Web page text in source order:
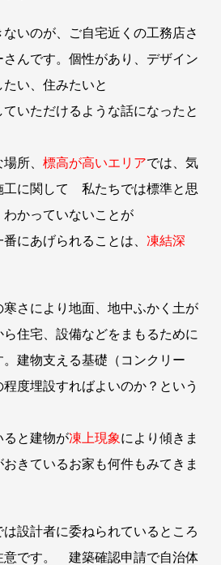
いのが、ご自宅近くの工務店さ
んです。個性があり、デザイン
い、住みたいと
いただけるような話になったと
所、 標高が高いエリアでは、気
工に関して 私たちでは標準と思
かっていないことが
にあげられることは、 凍結深
さにより地面、地中ふかく土が
住宅、設備などをまもるために
建物支える基礎（コンクリー
程度埋設すればよいのか？という
ると建物が凍上現象により傾きま
きているお家も何件もみてきま
設計者に委ねられているところ
意です。 建築確認申請で自治体